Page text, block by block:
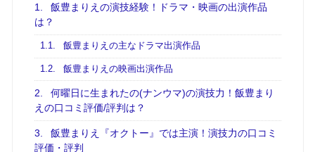
1.
飯豊まりえの演技経験！ドラマ・映画の出演作品
は？
1.1. 飯豊まりえの主なドラマ出演作品
1.2. 飯豊まりえの映画出演作品
2.
何曜日に生まれたの(ナンウマ)の演技力！飯豊まり
えの口コミ評価/評判は？
3.
飯豊まりえ『オクトー』では主演！演技力の口コミ
評価・評判